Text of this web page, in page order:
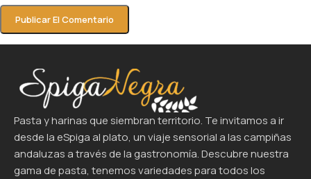
Pasta y harinas que siembran territorio. Te invitamos a ir
desde la eSpiga al plato, un viaje sensorial a las campiñas
andaluzas a través de la gastronomía. Descubre nuestra
gama de pasta, tenemos variedades para todos los